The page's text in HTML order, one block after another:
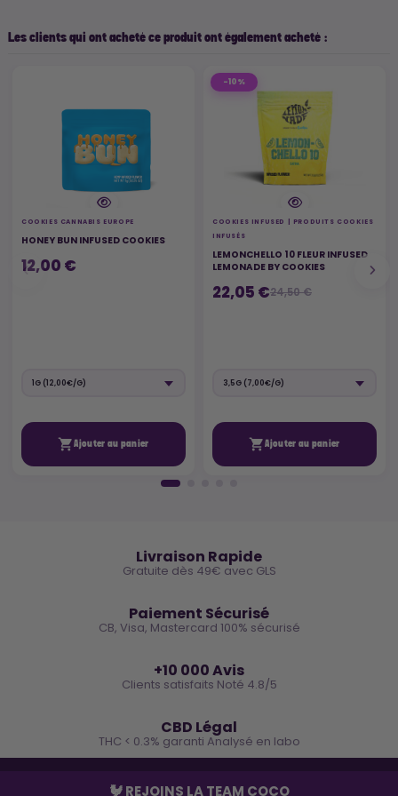
Les clients qui ont acheté ce produit ont également acheté :
COOKIES CANNABIS EUROPE
HONEY BUN INFUSED COOKIES
12,00 €
Ajouter au panier
-10%
COOKIES INFUSED | PRODUITS COOKIES
INFUSÉS
LEMONCHELLO 10 FLEUR INFUSED
LEMONADE BY COOKIES
22,05 €24,50 €
Ajouter au panier
Livraison Rapide
Gratuite dès 49€ avec GLS
Paiement Sécurisé
CB, Visa, Mastercard 100% sécurisé
+10 000 Avis
Clients satisfaits Noté 4.8/5
CBD Légal
THC < 0.3% garanti Analysé en labo
🐓 REJOINS LA TEAM COCO